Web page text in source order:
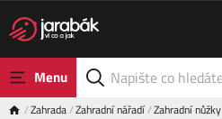
Menu
Zahrada Zahradní nářadí Zahradní nůžky